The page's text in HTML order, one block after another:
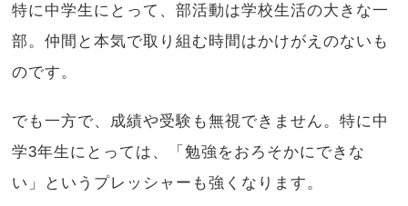
特に中学生にとって、部活動は学校生活の大きな一
部。仲間と本気で取り組む時間はかけがえのないも
のです。
でも一方で、成績や受験も無視できません。特に中
学3年生にとっては、「勉強をおろそかにできな
い」というプレッシャーも強くなります。